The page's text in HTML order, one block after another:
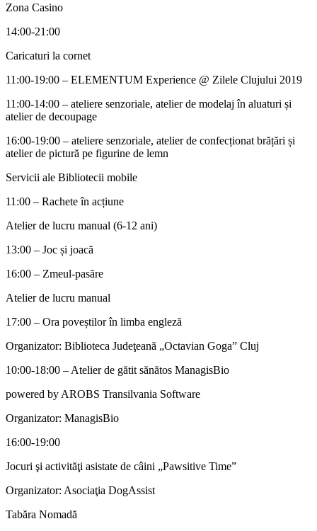
Zona Casino
14:00-21:00
Caricaturi la cornet
11:00-19:00 – ELEMENTUM Experience @ Zilele Clujului 2019
11:00-14:00 – ateliere senzoriale, atelier de modelaj în aluaturi și
atelier de decoupage
16:00-19:00 – ateliere senzoriale, atelier de confecționat brățări și
atelier de pictură pe figurine de lemn
Servicii ale Bibliotecii mobile
11:00 – Rachete în acțiune
Atelier de lucru manual (6-12 ani)
13:00 – Joc și joacă
16:00 – Zmeul-pasăre
Atelier de lucru manual
17:00 – Ora poveștilor în limba engleză
Organizator: Biblioteca Judeţeană „Octavian Goga” Cluj
10:00-18:00 – Atelier de gătit sănătos ManagisBio
powered by AROBS Transilvania Software
Organizator: ManagisBio
16:00-19:00
Jocuri şi activităţi asistate de câini „Pawsitive Time”
Organizator: Asociaţia DogAssist
Tabăra Nomadă